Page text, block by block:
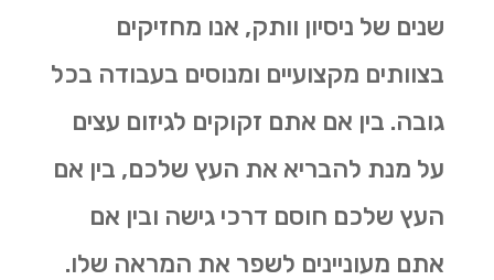
שנים של ניסיון וותק, אנו מחזיקים
בצוותים מקצועיים ומנוסים בעבודה בכל
גובה. בין אם אתם זקוקים לגיזום עצים
על מנת להבריא את העץ שלכם, בין אם
העץ שלכם חוסם דרכי גישה ובין אם
אתם מעוניינים לשפר את המראה שלו.